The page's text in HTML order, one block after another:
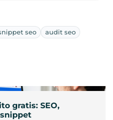
seo audit seo
gratis: SEO,